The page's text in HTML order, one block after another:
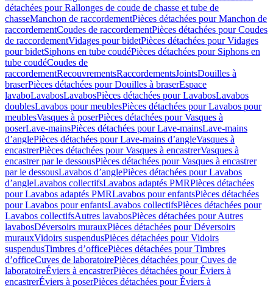
détachées pour Rallonges de coude de chasse et tube de
chasseManchon de raccordementPièces détachées pour Manchon de
raccordementCoudes de raccordementPièces détachées pour Coudes
de raccordementVidages pour bidetPièces détachées pour Vidages
pour bidetSiphons en tube coudéPièces détachées pour Siphons en
tube coudéCoudes de
raccordementRecouvrementsRaccordementsJointsDouilles à
braserPièces détachées pour Douilles à braserEspace
lavaboLavabosLavabosPièces détachées pour LavabosLavabos
doublesLavabos pour meublesPièces détachées pour Lavabos pour
meublesVasques à poserPièces détachées pour Vasques à
poserLave-mainsPièces détachées pour Lave-mainsLave-mains
d’anglePièces détachées pour Lave-mains d’angleVasques à
encastrerPièces détachées pour Vasques à encastrerVasques à
encastrer par le dessousPièces détachées pour Vasques à encastrer
par le dessousLavabos d’anglePièces détachées pour Lavabos
d’angleLavabos collectifsLavabos adaptés PMRPièces détachées
pour Lavabos adaptés PMRLavabos pour enfantsPièces détachées
pour Lavabos pour enfantsLavabos collectifsPièces détachées pour
Lavabos collectifsAutres lavabosPièces détachées pour Autres
lavabosDéversoirs murauxPièces détachées pour Déversoirs
murauxVidoirs suspendusPièces détachées pour Vidoirs
suspendusTimbres dʼofficePièces détachées pour Timbres
dʼofficeCuves de laboratoirePièces détachées pour Cuves de
laboratoireÉviers à encastrerPièces détachées pour Éviers à
encastrerÉviers à poserPièces détachées pour Éviers à